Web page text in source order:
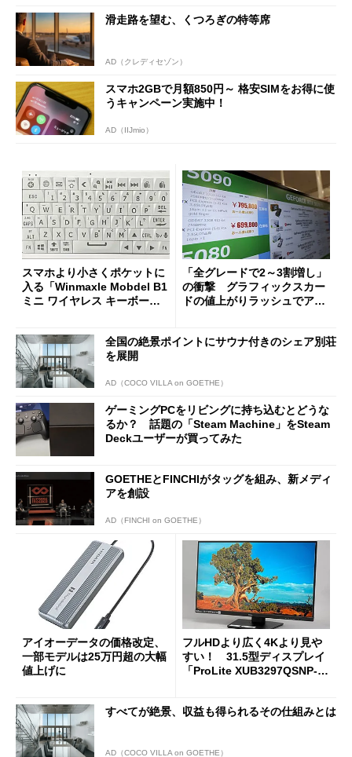
滑走路を望む、くつろぎの特等席
AD（クレディセゾン）
スマホ2GBで月額850円～ 格安SIMをお得に使
うキャンペーン実施中！
AD（IIJmio）
スマホより小さくポケットに
入る「Winmaxle Mobdel B1
ミニ ワイヤレス キーボー
「全グレードで2～3割増し」
の衝撃 グラフィックスカー
ドの値上がりラッシュでアキ
全国の絶景ポイントにサウナ付きのシェア別荘
を展開
AD（COCO VILLA on GOETHE）
ゲーミングPCをリビングに持ち込むとどうな
るか？ 話題の「Steam Machine」をSteam
Deckユーザーが買ってみた
GOETHEとFINCHIがタッグを組み、新メディ
アを創設
AD（FINCHI on GOETHE）
アイオーデータの価格改定、
一部モデルは25万円超の大幅
値上げに
フルHDより広く4Kより見や
すい！ 31.5型ディスプレイ
「ProLite XUB3297QSNP-B
すべてが絶景、収益も得られるその仕組みとは
AD（COCO VILLA on GOETHE）